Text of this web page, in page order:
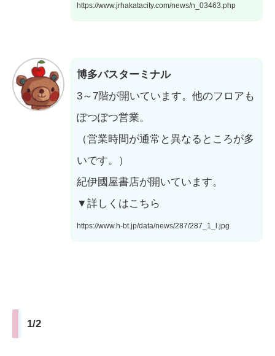
https://www.jrhakatacity.com/news/n_03463.php
博多バスターミナル
3～7階が開いています。他のフロアも
ぽつぽつ営業。
（営業時間が通常と異なるところが多
いです。）
紀伊國屋書店が開いています。
▼詳しくはこちら
https://www.h-bt.jp/data/news/287/287_1_l.jpg
1/2